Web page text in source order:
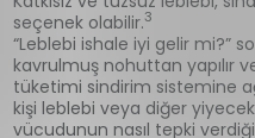
seçenek olabilir.3
“Leblebi ishale iyi gelir mi?”
kavrulmuş nohuttan yapılır
tüketimi sindirim sistemine
kişi leblebi veya diğer
vücudunun nasıl tepki